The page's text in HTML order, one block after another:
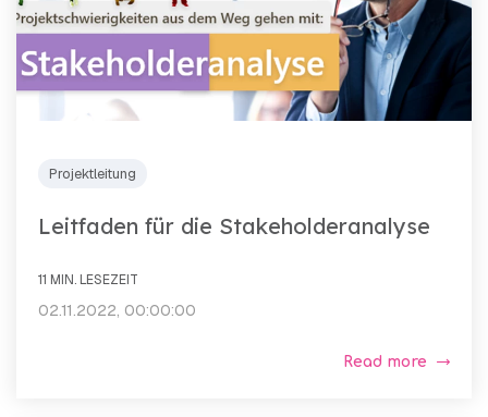
Projektleitung
Leitfaden für die Stakeholderanalyse
11 MIN. LESEZEIT
02.11.2022, 00:00:00
Read more